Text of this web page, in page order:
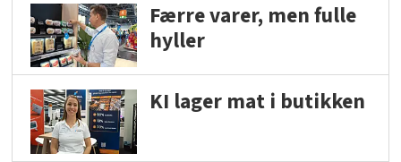
Færre varer, men fulle
hyller
KI lager mat i butikken